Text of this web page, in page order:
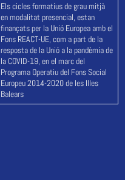
Els cicles formatius de grau mitjà
en modalitat presencial, estan
finançats per la Unió Europea amb el
Fons REACT-UE, com a part de la
resposta de la Unió a la pandèmia de
la COVID-19, en el marc del
Programa Operatiu del Fons Social
Europeu 2014-2020 de les Illes
Balears